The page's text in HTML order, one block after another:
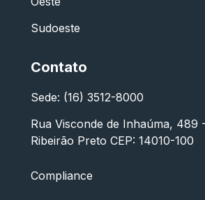
Sudoeste
Contato
Sede: (16) 3512-8000
Rua Visconde de Inhaúma, 489
Ribeirão Preto CEP: 14010-100
Compliance